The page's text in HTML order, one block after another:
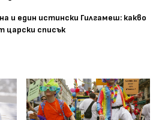
и един истински Гилгамеш: какво
царски списък